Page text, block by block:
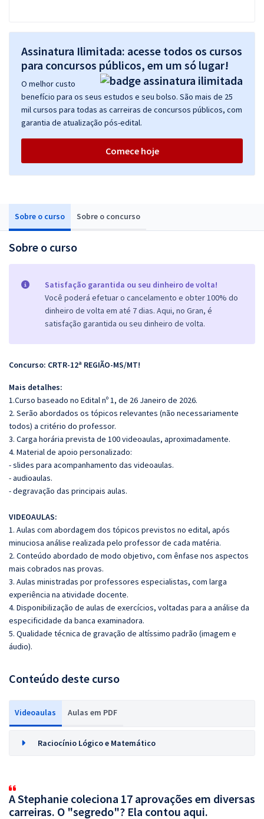
Sobre o curso Sobre o concurso
Sobre o curso
Satisfação garantida ou seu dinheiro de volta!
Você poderá efetuar o cancelamento e obter 100% do
dinheiro de volta em até 7 dias. Aqui, no Gran, é
satisfação garantida ou seu dinheiro de volta.
Concurso: CRTR-12ª REGIÃO-MS/MT!
Mais detalhes:
1.Curso baseado no Edital nº 1, de 26 Janeiro de 2026.
2. Serão abordados os tópicos relevantes (não necessariamente
todos) a critério do professor.
3. Carga horária prevista de 100 videoaulas, aproximadamente.
4. Material de apoio personalizado:
- slides para acompanhamento das videoaulas.
- audioaulas.
- degravação das principais aulas.
VIDEOAULAS:
1. Aulas com abordagem dos tópicos previstos no edital, após
minuciosa análise realizada pelo professor de cada matéria.
2. Conteúdo abordado de modo objetivo, com ênfase nos aspectos
mais cobrados nas provas.
3. Aulas ministradas por professores especialistas, com larga
experiência na atividade docente.
4. Disponibilização de aulas de exercícios, voltadas para a análise da
especificidade da banca examinadora.
5. Qualidade técnica de gravação de altíssimo padrão (imagem e
áudio).
Conteúdo deste curso
Videoaulas Aulas em PDF
Raciocínio Lógico e Matemático
A Stephanie coleciona 17 aprovações em diversas
carreiras. O "segredo"? Ela contou aqui.
Assinatura Ilimitada: acesse todos os cursos
para concursos públicos, em um só lugar!
O melhor custo
benefício para os seus estudos e seu bolso. São mais de 25
mil cursos para todas as carreiras de concursos públicos, com
garantia de atualização pós-edital.
Comece hoje